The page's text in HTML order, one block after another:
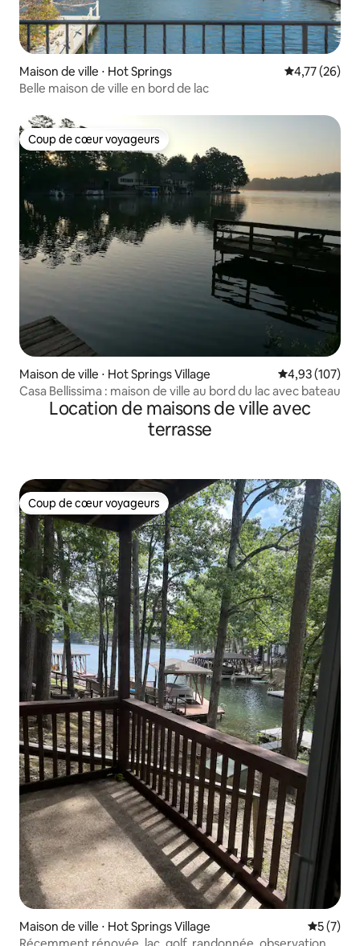
Maison de ville ⋅ Hot Springs Évaluation
4,77 (26)
Belle maison de ville en bord de lac
Coup de cœur voyageurs
Coup de cœur voyageurs
Maison de ville ⋅ Hot Springs Village Évaluation
4,93 (107)
Casa Bellissima : maison de ville au bord du lac avec bateau
Location de maisons de ville avec
terrasse
Coup de cœur voyageurs
Coup de cœur voyageurs
Maison de ville ⋅ Hot Springs Village
5 (7)
Récemment rénovée, lac, golf, randonnée, observation